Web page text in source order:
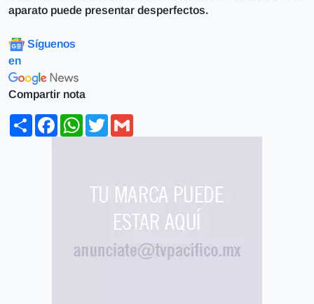
aparato puede presentar desperfectos.
Síguenos
en
Compartir nota
ShareFacebookWhatsApp
Twitter